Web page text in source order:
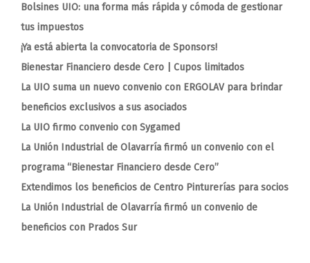
Bolsines UIO: una forma más rápida y cómoda de gestionar
tus impuestos
¡Ya está abierta la convocatoria de Sponsors!
Bienestar Financiero desde Cero | Cupos limitados
La UIO suma un nuevo convenio con ERGOLAV para brindar
beneficios exclusivos a sus asociados
La UIO firmo convenio con Sygamed
La Unión Industrial de Olavarría firmó un convenio con el
programa “Bienestar Financiero desde Cero”
Extendimos los beneficios de Centro Pinturerías para socios
La Unión Industrial de Olavarría firmó un convenio de
beneficios con Prados Sur